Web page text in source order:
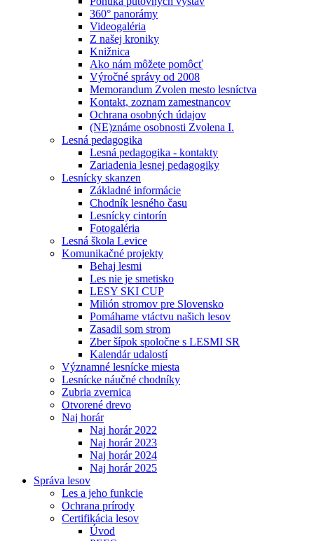
360° panorámy
Videogaléria
Z našej kroniky
Knižnica
Ako nám môžete pomôcť
Výročné správy od 2008
Memorandum Zvolen mesto lesníctva
Kontakt, zoznam zamestnancov
Ochrana osobných údajov
(NE)známe osobnosti Zvolena I.
Lesná pedagogika
Lesná pedagogika - kontakty
Zariadenia lesnej pedagogiky
Lesnícky skanzen
Základné informácie
Chodník lesného času
Lesnícky cintorín
Fotogaléria
Lesná škola Levice
Komunikačné projekty
Behaj lesmi
Les nie je smetisko
LESY SKI CUP
Milión stromov pre Slovensko
Pomáhame vtáctvu našich lesov
Zasadil som strom
Zber šípok spoločne s LESMI SR
Kalendár udalostí
Významné lesnícke miesta
Lesnícke náučné chodníky
Zubria zvernica
Otvorené drevo
Naj horár
Naj horár 2022
Naj horár 2023
Naj horár 2024
Naj horár 2025
Správa lesov
Les a jeho funkcie
Ochrana prírody
Certifikácia lesov
Úvod